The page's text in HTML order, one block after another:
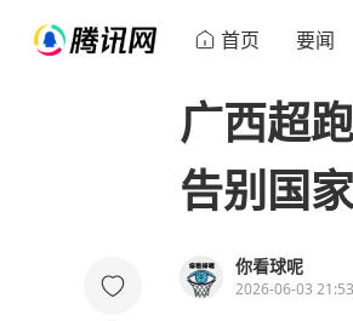
首页 要闻
广西超
告别国
你看球呢
2026-06-03 21:53